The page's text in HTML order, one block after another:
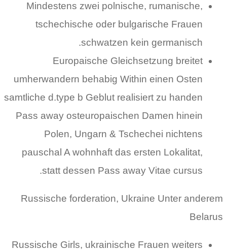
Mindestens zwei polnische, rumanische,
tschechische oder bulgarische Frauen
schwatzen kein germanisch.
Europaische Gleichsetzung breitet
umherwandern behabig Within einen Osten
samtliche d.type b Geblut realisiert zu handen
Pass away osteuropaischen Damen hinein
Polen, Ungarn & Tschechei nichtens
pauschal A wohnhaft das ersten Lokalitat,
statt dessen Pass away Vitae cursus.
Russische forderation, Ukraine Unter anderem
Belarus
Russische Girls, ukrainische Frauen weiters